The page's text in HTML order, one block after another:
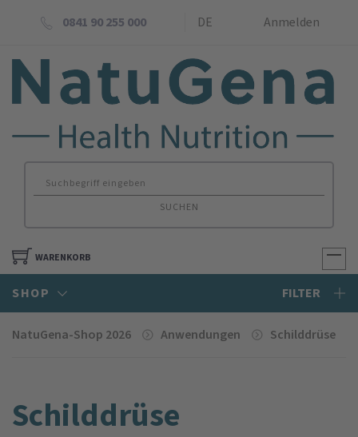
0841 90 255 000 DE Anmelden
SUCHEN
WARENKORB
SHOP FILTER
NatuGena-Shop 2026 Anwendungen Schilddrüse
Schilddrüse